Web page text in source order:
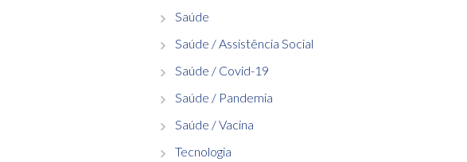
Saúde
Saúde / Assistência Social
Saúde / Covid-19
Saúde / Pandemia
Saúde / Vacina
Tecnologia